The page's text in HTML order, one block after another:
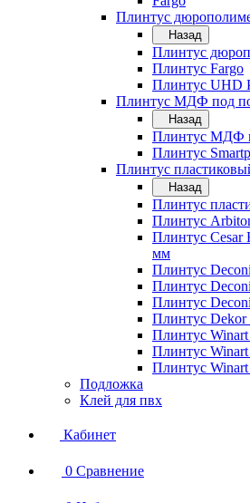
Плинтус
Назад
Плинтус
Плинтус Fargo
Плинтус UHD
Плинтус МДФ под
Назад
Плинтус МДФ
Плинтус
Плинтус
Назад
Плинтус
Плинтус
Плинтус
мм
Плинтус
Плинтус
Плинтус
Плинтус Dekor
Плинтус
Плинтус
Плинтус
Подложка
Клей для пвх
Кабинет
0 Сравнение